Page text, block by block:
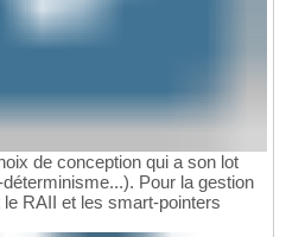
de conception qui a son lot
Pour la gestion
RAII et les smart-pointers